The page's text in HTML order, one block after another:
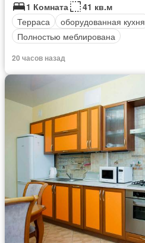
1 Комната
41 кв.м
Терраса
оборудованная кухня
Полностью меблирована
20 часов назад